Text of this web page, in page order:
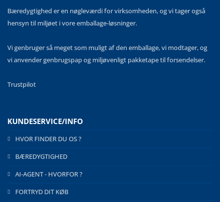
Bæredygtighed er en nøgleværdi for virksomheden, og vi tager også
hensyn til miljøet i vore emballage-løsninger.
Vi genbruger så meget som muligt af den emballage, vi modtager, og
vi anvender genbrugspap og miljøvenligt pakketape til forsendelser.
Trustpilot
KUNDESERVICE/INFO
HVOR FINDER DU OS ?
BÆREDYGTIGHED
AI-AGENT - HVORFOR ?
FORTRYD DIT KØB